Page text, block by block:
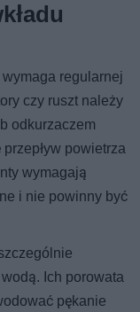
regularnej
czy ruszt należy
odkurzaczem
powietrza
wymagają
i nie powinny być
Ich porowata
pękanie